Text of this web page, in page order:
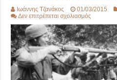
Ιωάννης Τζανάκος 01/03/2015
Δεν επιτρέπεται σχολιασμός
ιδιαίτερη
θηριωδία
και
ο
της..